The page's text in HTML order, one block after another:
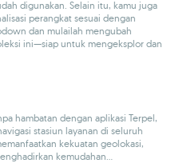
digunakan. Selain itu, kamu juga
perangkat sesuai dengan
dan mulailah mengubah
ini—siap untuk mengeksplor dan
hambatan dengan aplikasi Terpel,
stasiun layanan di seluruh
kekuatan geolokasi,
kemudahan...